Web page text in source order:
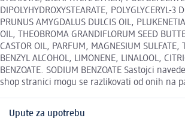
DIPOLYHYDROXYSTEARATE, POLYGLYCERYL-3
PRUNUS AMYGDALUS DULCIS OIL,
OIL, THEOBROMA GRANDIFLORUM SEED
CASTOR OIL, PARFUM, MAGNESIUM SULFATE,
BENZYL ALCOHOL, LIMONENE, LINALOOL,
BENZOATE. SODIUM BENZOATE Sastojci
shop stranici mogu se razlikovati od onih na
Upute za upotrebu